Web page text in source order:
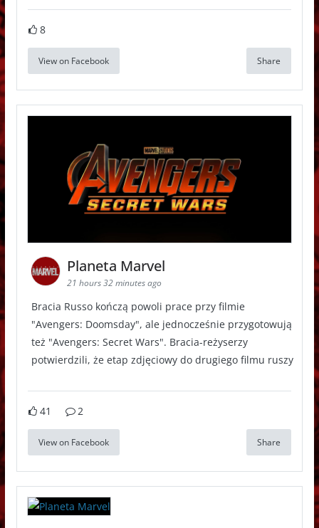
8
View on Facebook Share
Planeta Marvel
21 hours 32 minutes ago
Bracia Russo kończą powoli prace przy filmie
"Avengers: Doomsday", ale jednocześnie przygotowują
też "Avengers: Secret Wars". Bracia-reżyserzy
potwierdzili, że etap zdjęciowy do drugiego filmu ruszy
41 2
View on Facebook Share